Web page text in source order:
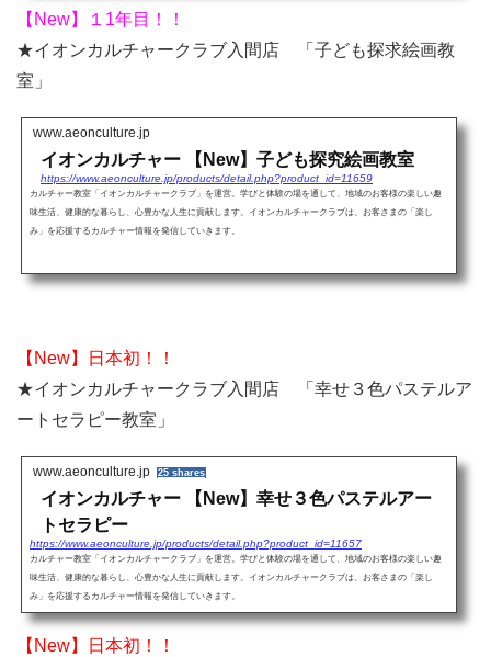
【New】１1年目！！
★イオンカルチャークラブ入間店 「子ども探求絵画教
室」
www.aeonculture.jp
イオンカルチャー 【New】子ども探究絵画教室
https://www.aeonculture.jp/products/detail.php?product_id=11659
カルチャー教室「イオンカルチャークラブ」を運営。学びと体験の場を通して、地域のお客様の楽しい趣
味生活、健康的な暮らし、心豊かな人生に貢献します。イオンカルチャークラブは、お客さまの「楽し
み」を応援するカルチャー情報を発信していきます。
【New】日本初！！
★イオンカルチャークラブ入間店 「幸せ３色パステルア
ートセラピー教室」
www.aeonculture.jp 25 shares
イオンカルチャー 【New】幸せ３色パステルアー
トセラピー
https://www.aeonculture.jp/products/detail.php?product_id=11657
カルチャー教室「イオンカルチャークラブ」を運営。学びと体験の場を通して、地域のお客様の楽しい趣
味生活、健康的な暮らし、心豊かな人生に貢献します。イオンカルチャークラブは、お客さまの「楽し
み」を応援するカルチャー情報を発信していきます。
【New】日本初！！